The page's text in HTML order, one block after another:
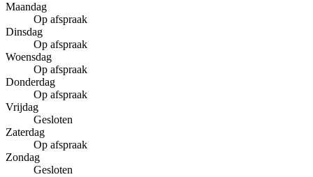
Maandag
Op afspraak
Dinsdag
Op afspraak
Woensdag
Op afspraak
Donderdag
Op afspraak
Vrijdag
Gesloten
Zaterdag
Op afspraak
Zondag
Gesloten